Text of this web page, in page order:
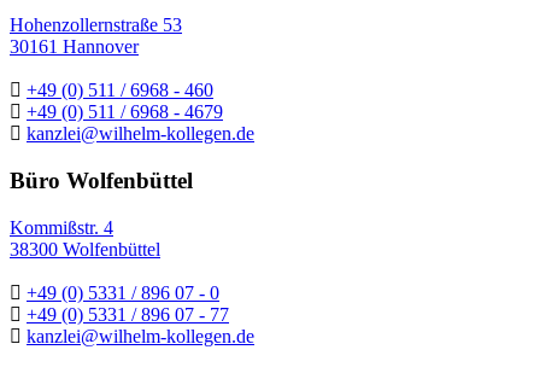
Hohenzollernstraße 53
30161 Hannover
+49 (0) 511 / 6968 - 460
+49 (0) 511 / 6968 - 4679
kanzlei@wilhelm-kollegen.de
Büro Wolfenbüttel
Kommißstr. 4
38300 Wolfenbüttel
+49 (0) 5331 / 896 07 - 0
+49 (0) 5331 / 896 07 - 77
kanzlei@wilhelm-kollegen.de